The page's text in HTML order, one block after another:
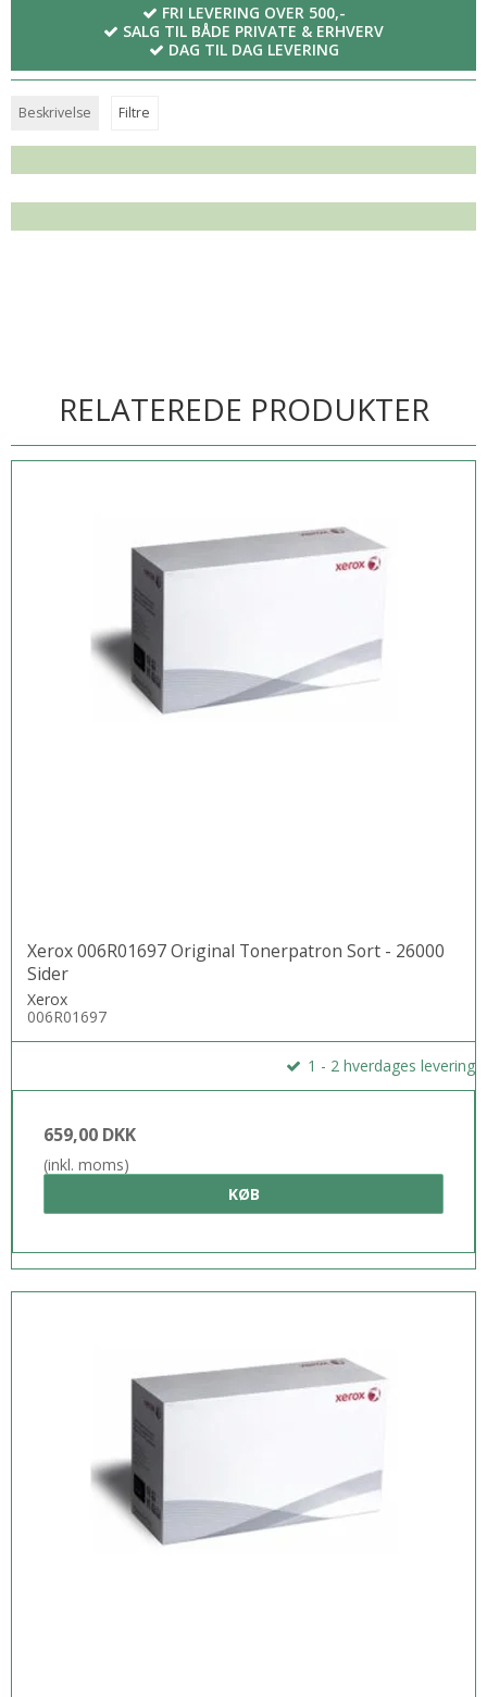
FRI LEVERING OVER 500,-
SALG TIL BÅDE PRIVATE & ERHVERV
DAG TIL DAG LEVERING
Beskrivelse Filtre
RELATEREDE PRODUKTER
Xerox 006R01697 Original Tonerpatron Sort - 26000
Sider
Xerox
006R01697
1 - 2 hverdages levering
659,00 DKK
(inkl. moms)
KØB